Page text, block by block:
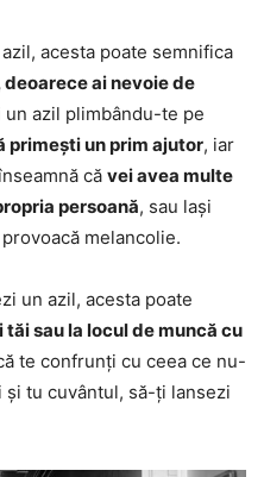
acesta poate semnifica
ai nevoie de
un azil plimbându-te pe
primești un prim ajutor, iar
că vei avea multe
persoană, sau lași
melancolie.
un azil, acesta poate
sau la locul de muncă cu
te confrunți cu ceea ce nu-
tu cuvântul, să-ți lansezi